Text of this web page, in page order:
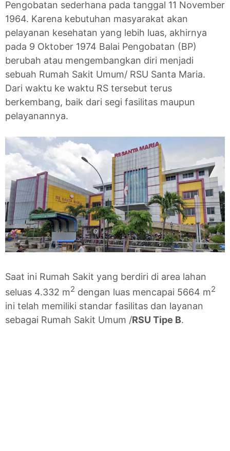
Pengobatan sederhana pada tanggal 11 November
1964. Karena kebutuhan masyarakat akan
pelayanan kesehatan yang lebih luas, akhirnya
pada 9 Oktober 1974 Balai Pengobatan (BP)
berubah atau mengembangkan diri menjadi
sebuah Rumah Sakit Umum/ RSU Santa Maria.
Dari waktu ke waktu RS tersebut terus
berkembang, baik dari segi fasilitas maupun
pelayanannya.
Saat ini Rumah Sakit yang berdiri di area lahan
seluas 4.332 m2 dengan luas mencapai 5664 m2
ini telah memiliki standar fasilitas dan layanan
sebagai Rumah Sakit Umum /RSU Tipe B.